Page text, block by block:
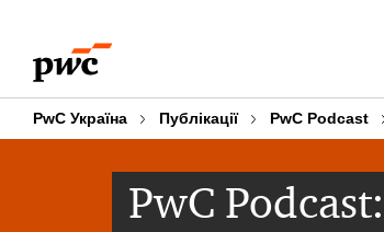
content
footer
PwC Україна Публікації PwC Podcast
PwC